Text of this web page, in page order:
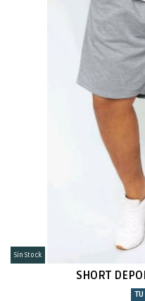
Sin Stock
SHORT